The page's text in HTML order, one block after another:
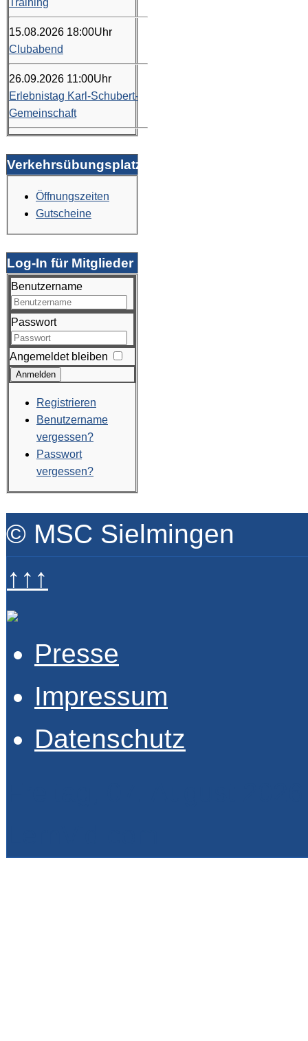
Training
15.08.2026 18:00Uhr
Clubabend
26.09.2026 11:00Uhr
Erlebnistag Karl-Schubert-
Gemeinschaft
Verkehrsübungsplatz
Öffnungszeiten
Gutscheine
Log-In für Mitglieder
Benutzername
Passwort
Angemeldet bleiben
Anmelden
Registrieren
Benutzername
vergessen?
Passwort
vergessen?
© MSC Sielmingen
↑↑↑
Presse
Impressum
Datenschutz